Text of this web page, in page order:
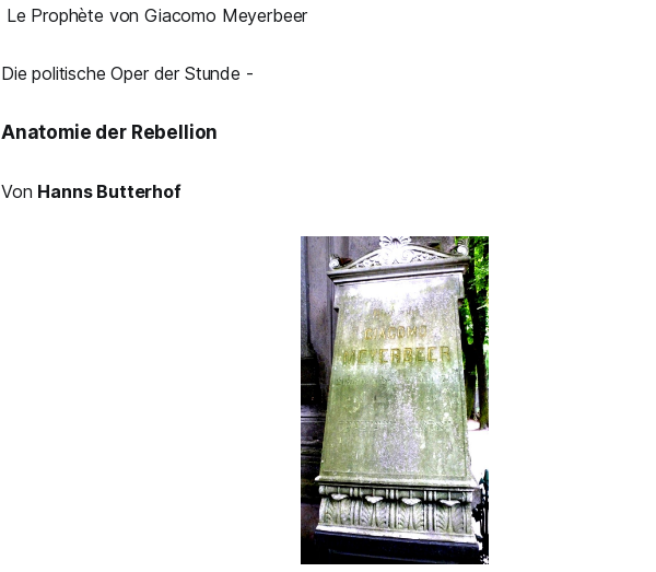
Le Prophète von Giacomo Meyerbeer
Die politische Oper der Stunde -
Anatomie der Rebellion
Von Hanns Butterhof